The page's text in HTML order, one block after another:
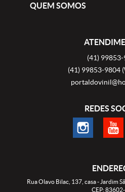
QUEM SOMOS
(41)
(41)99853-9804
REDES
Rua Olavo Bilac, 137, casa- Jardim
CEP: